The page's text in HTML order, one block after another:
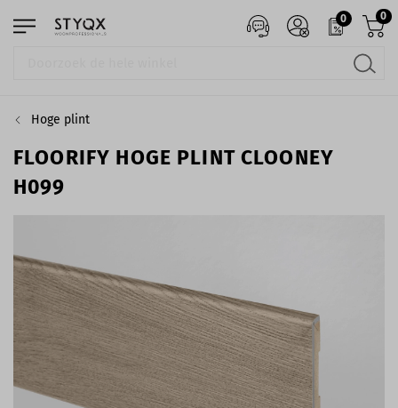
0 0
Hoge plint
FLOORIFY HOGE PLINT CLOONEY
H099